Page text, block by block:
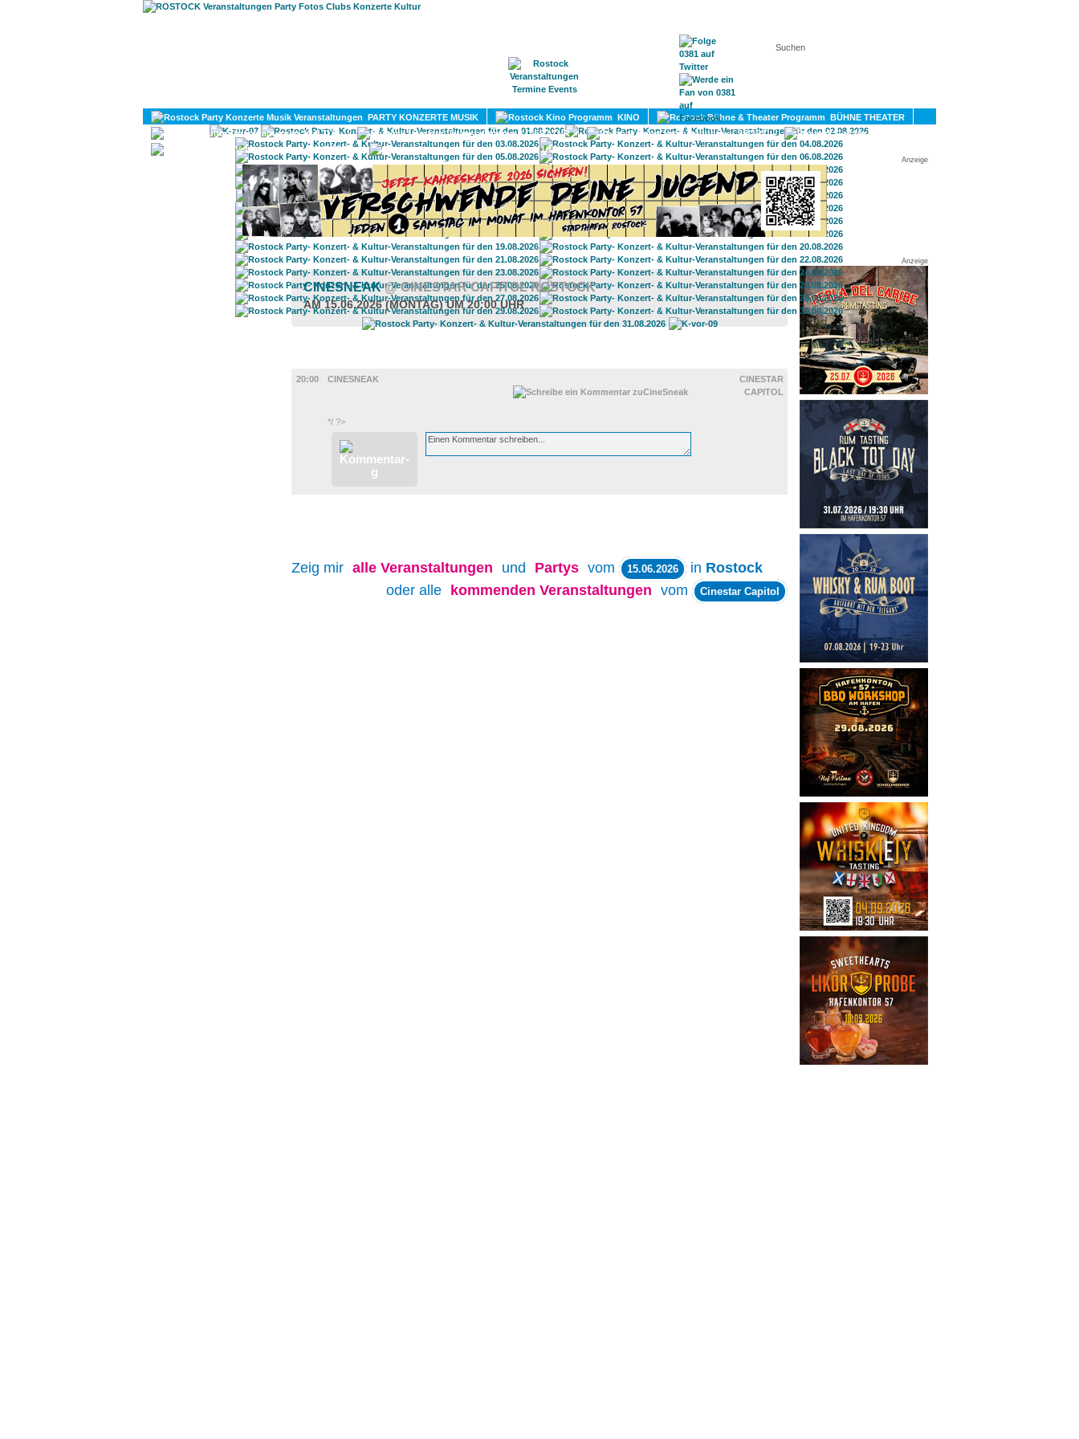
KONTAKT
PARTY KONZERTE MUSIK KINO
BÜHNE THEATER
KULTUR
LITERATUR SPORT
DIVERSES
UMLAND
Anzeige
Anzeige
CINESNEAK@ CINESTAR CAPITOL ROSTOCK
AM 15.06.2026 (MONTAG) UM 20:00 UHR
20:00
CINESNEAK
CINESTAR
CAPITOL
*/ ?>
Zeig mir alle Veranstaltungen und Partys vom 15.06.2026 in Rostock
oder alle
kommenden Veranstaltungen vom Cinestar Capitol